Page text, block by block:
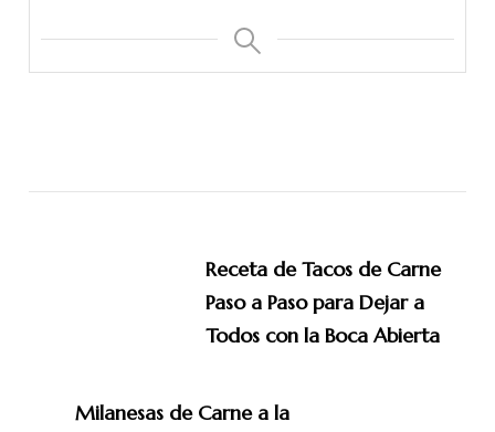
Receta de Tacos de Carne
Paso a Paso para Dejar a
Todos con la Boca Abierta
Milanesas de Carne a la